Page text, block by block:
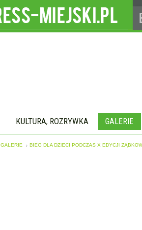
KULTURA, ROZRYWKA GALERIE
GALERIE BIEG DLA DZIECI PODCZAS X EDYCJI